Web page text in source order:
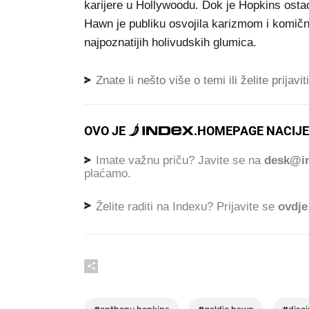
karijere u Hollywoodu. Dok je Hopkins
Hawn je publiku osvojila karizmom i
najpoznatijih holivudskih glumica.
Znate li nešto više o temi ili želite
OVO JE .HOMEPAGE
Imate važnu priču? Javite se na
plaćamo.
Želite raditi na Indexu? Prijavite se ovdje